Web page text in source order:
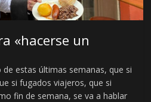
«hacerse un
estas últimas semanas, que si
si fugados viajeros, que si
fin de semana, se va a hablar